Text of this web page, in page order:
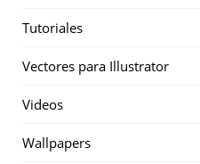
Tutoriales
Vectores para Illustrator
Videos
Wallpapers